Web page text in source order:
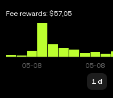
Fee rewards: $57,05
1 d